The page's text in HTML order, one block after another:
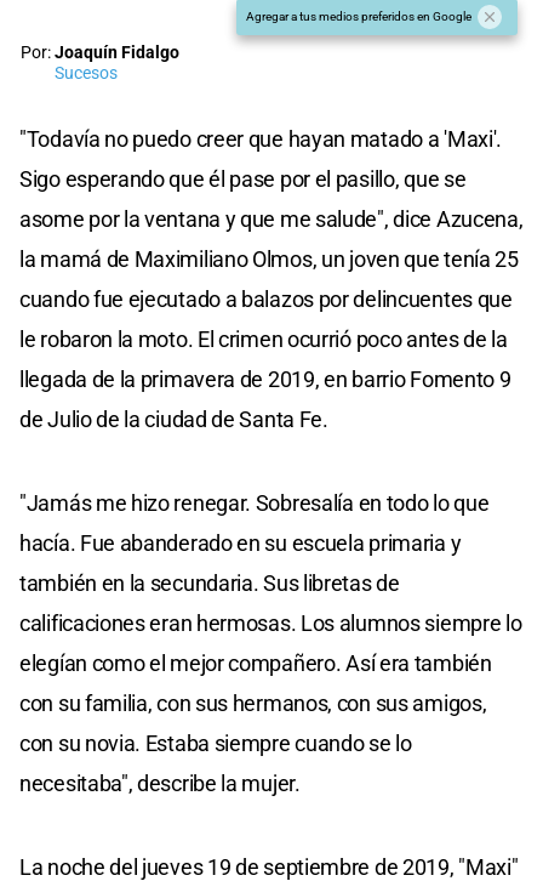
Agregar a tus medios preferidos en Google
Por:Joaquín Fidalgo
Sucesos
"Todavía no puedo creer que hayan matado a 'Maxi'.
Sigo esperando que él pase por el pasillo, que se
asome por la ventana y que me salude", dice Azucena,
la mamá de Maximiliano Olmos, un joven que tenía 25
cuando fue ejecutado a balazos por delincuentes que
le robaron la moto. El crimen ocurrió poco antes de la
llegada de la primavera de 2019, en barrio Fomento 9
de Julio de la ciudad de Santa Fe.
"Jamás me hizo renegar. Sobresalía en todo lo que
hacía. Fue abanderado en su escuela primaria y
también en la secundaria. Sus libretas de
calificaciones eran hermosas. Los alumnos siempre lo
elegían como el mejor compañero. Así era también
con su familia, con sus hermanos, con sus amigos,
con su novia. Estaba siempre cuando se lo
necesitaba", describe la mujer.
La noche del jueves 19 de septiembre de 2019, "Maxi"